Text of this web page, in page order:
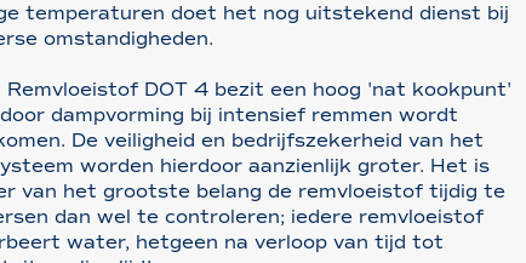
temperaturen doet het nog uitstekend dienst bij
omstandigheden.
Remvloeistof DOT 4 bezit een hoog 'nat kookpunt'
dampvorming bij intensief remmen wordt
De veiligheid en bedrijfszekerheid van het
worden hierdoor aanzienlijk groter. Het is
van het grootste belang de remvloeistof tijdig te
dan wel te controleren; iedere remvloeistof
water, hetgeen na verloop van tijd tot